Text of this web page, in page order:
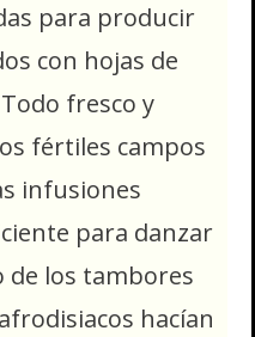
para producir
con hojas de
fresco y
fértiles campos
infusiones
para danzar
de los tambores
hacían